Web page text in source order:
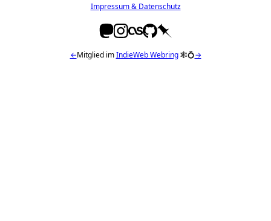
Impressum & Datenschutz
←Mitglied imIndieWeb Webring🕸💍→